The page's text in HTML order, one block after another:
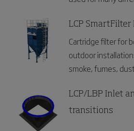
LCP SmartFilter
Cartridge filter for
outdoor
smoke, fumes,
industries.
LCP/LBP Inlet
transitions